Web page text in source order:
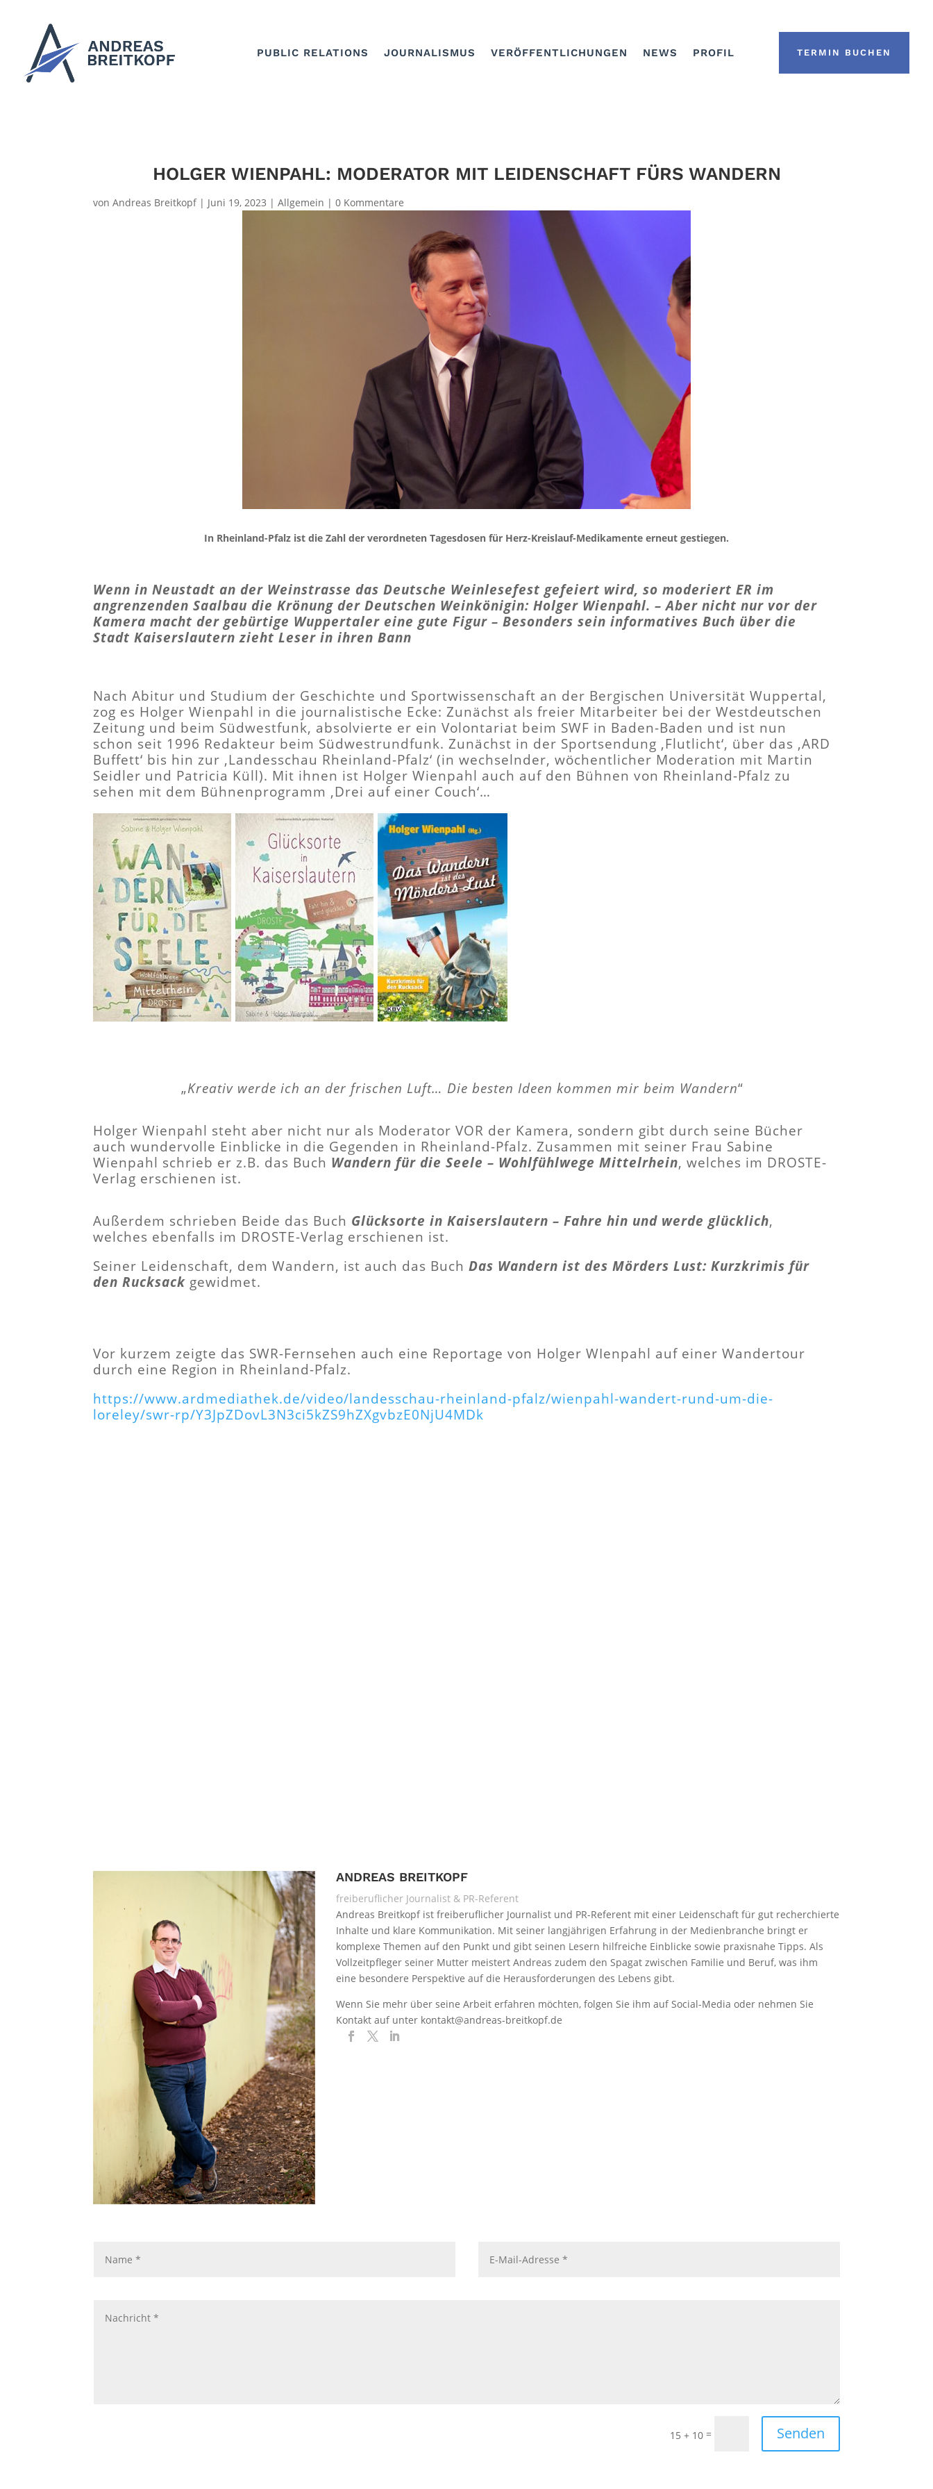
PUBLIC RELATIONS JOURNALISMUS VERÖFFENTLICHUNGEN NEWS PROFIL TERMIN BUCHEN
HOLGER WIENPAHL: MODERATOR MIT LEIDENSCHAFT FÜRS WANDERN
vonAndreas Breitkopf| Juni 19, 2023 |Allgemein |0 Kommentare
In Rheinland-Pfalz ist die Zahl der verordneten Tagesdosen für Herz-Kreislauf-Medikamente erneut gestiegen.
Wenn in Neustadt an der Weinstrasse das Deutsche Weinlesefest gefeiert wird, so moderiert ER im
angrenzenden Saalbau die Krönung der Deutschen Weinkönigin: Holger Wienpahl. – Aber nicht nur vor der
Kamera macht der gebürtige Wuppertaler eine gute Figur – Besonders sein informatives Buch über die
Stadt Kaiserslautern zieht Leser in ihren Bann
Nach Abitur und Studium der Geschichte und Sportwissenschaft an der Bergischen Universität Wuppertal,
zog es Holger Wienpahl in die journalistische Ecke: Zunächst als freier Mitarbeiter bei der Westdeutschen
Zeitung und beim Südwestfunk, absolvierte er ein Volontariat beim SWF in Baden-Baden und ist nun
schon seit 1996 Redakteur beim Südwestrundfunk. Zunächst in der Sportsendung ‚Flutlicht‘, über das ‚ARD
Buffett‘ bis hin zur ‚Landesschau Rheinland-Pfalz‘ (in wechselnder, wöchentlicher Moderation mit Martin
Seidler und Patricia Küll). Mit ihnen ist Holger Wienpahl auch auf den Bühnen von Rheinland-Pfalz zu
sehen mit dem Bühnenprogramm ‚Drei auf einer Couch‘…
„Kreativ werde ich an der frischen Luft… Die besten Ideen kommen mir beim Wandern“
Holger Wienpahl steht aber nicht nur als Moderator VOR der Kamera, sondern gibt durch seine Bücher
auch wundervolle Einblicke in die Gegenden in Rheinland-Pfalz. Zusammen mit seiner Frau Sabine
Wienpahl schrieb er z.B. das Buch Wandern für die Seele – Wohlfühlwege Mittelrhein, welches im DROSTE-
Verlag erschienen ist.
Außerdem schrieben Beide das Buch Glücksorte in Kaiserslautern – Fahre hin und werde glücklich,
welches ebenfalls im DROSTE-Verlag erschienen ist.
Seiner Leidenschaft, dem Wandern, ist auch das BuchDas Wandern ist des Mörders Lust: Kurzkrimis für
den Rucksack gewidmet.
Vor kurzem zeigte das SWR-Fernsehen auch eine Reportage von Holger WIenpahl auf einer Wandertour
durch eine Region in Rheinland-Pfalz.
https://www.ardmediathek.de/video/landesschau-rheinland-pfalz/wienpahl-wandert-rund-um-die-
loreley/swr-rp/Y3JpZDovL3N3ci5kZS9hZXgvbzE0NjU4MDk
ANDREAS BREITKOPF
freiberuflicher Journalist & PR-Referent
Andreas Breitkopf ist freiberuflicher Journalist und PR-Referent mit einer Leidenschaft für gut recherchierte
Inhalte und klare Kommunikation. Mit seiner langjährigen Erfahrung in der Medienbranche bringt er
komplexe Themen auf den Punkt und gibt seinen Lesern hilfreiche Einblicke sowie praxisnahe Tipps. Als
Vollzeitpfleger seiner Mutter meistert Andreas zudem den Spagat zwischen Familie und Beruf, was ihm
eine besondere Perspektive auf die Herausforderungen des Lebens gibt.
Wenn Sie mehr über seine Arbeit erfahren möchten, folgen Sie ihm auf Social-Media oder nehmen Sie
Kontakt auf unter kontakt@andreas-breitkopf.de
15 + 10= Senden